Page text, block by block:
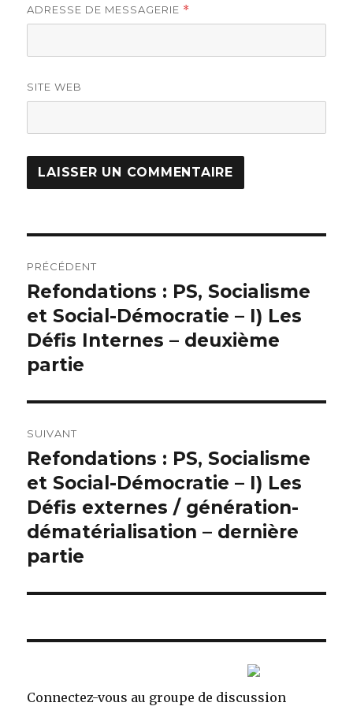
ADRESSE DE MESSAGERIE *
SITE WEB
de
l’article
PRÉCÉDENT
Article
précédent :
Refondations : PS, Socialisme
et Social-Démocratie – I) Les
Défis Internes – deuxième
partie
SUIVANT
Article
suivant :
Refondations : PS, Socialisme
et Social-Démocratie – I) Les
Défis externes / génération-
dématérialisation – dernière
partie
Connectez-vous au groupe de discussion